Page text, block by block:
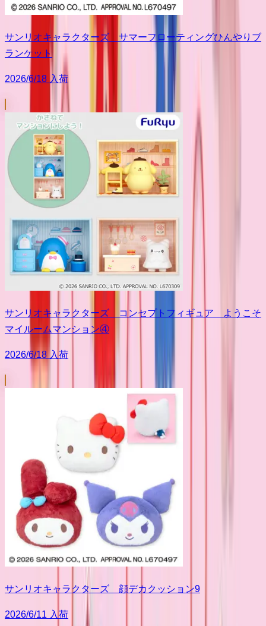
サンリオキャラクターズ サマーフローティングひんやりブ
ランケット
2026/6/18 入荷
サンリオキャラクターズ コンセプトフィギュア ようこそ
マイルームマンション④
2026/6/18 入荷
サンリオキャラクターズ 顔デカクッション9
2026/6/11 入荷